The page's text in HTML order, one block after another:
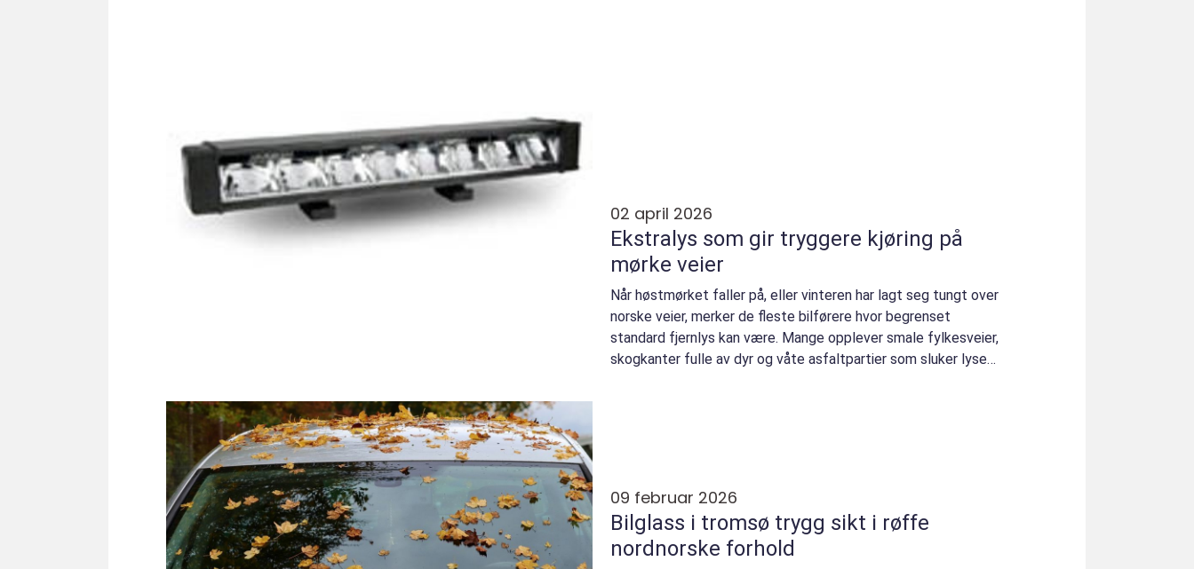
02 april 2026
Ekstralys som gir tryggere kjøring på
mørke veier
Når høstmørket faller på, eller vinteren har lagt seg tungt over
norske veier, merker de fleste bilførere hvor begrenset
standard fjernlys kan være. Mange opplever smale fylkesveier,
skogkanter fulle av dyr og våte asfaltpartier som sluker lyset.
09 februar 2026
Bilglass i tromsø trygg sikt i røffe
nordnorske forhold